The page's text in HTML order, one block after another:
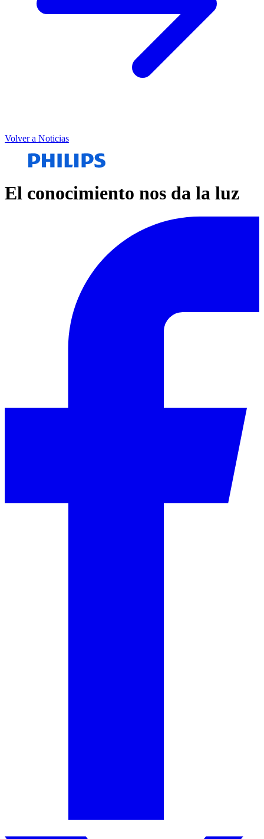
Volver a Noticias
El conocimiento nos da la luz